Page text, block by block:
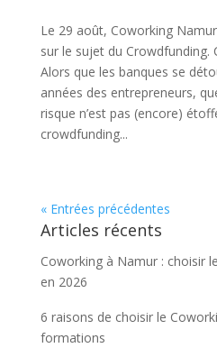
Le 29 août, Coworking
sur le sujet du Crowdfunding.
Alors que les banques se
années des entrepreneurs,
risque n’est pas (encore)
crowdfunding...
« Entrées précédentes
Articles récents
Coworking à Namur : choisir
en 2026
6 raisons de choisir le
formations